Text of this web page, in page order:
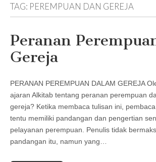
TAG: PEREMPUAN DAN GEREJA
Peranan
Gereja
PERANAN PEREMPUAN DALAM GEREJA
ajaran Alkitab tentang peranan perempuan
gereja? Ketika membaca tulisan ini,
tentu memiliki pandangan dan pengertian
pelayanan perempuan. Penulis tidak
pandangan itu, namun yang…